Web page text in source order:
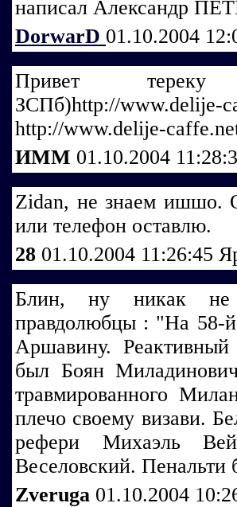
написал Александр
DorwarD 01.10.2004
Привет тереку
ЗСПб)http://www.delije-
http://www.delije-
ИММ 01.10.2004
Zidan, не знаем ишшо.
или телефон оставлю.
28 01.10.2004 11:26:45
Блин, ну никак не
правдолюбцы : "На 58-й
Аршавину.
был Боян
травмированного
плечо своему визави.
рефери Михаэль
Веселовский. Пенальти
Zveruga 01.10.2004